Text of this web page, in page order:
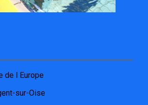
de l Europe
sur-Oise